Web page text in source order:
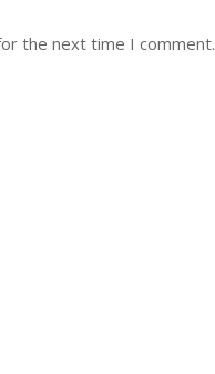
the next time I comment.